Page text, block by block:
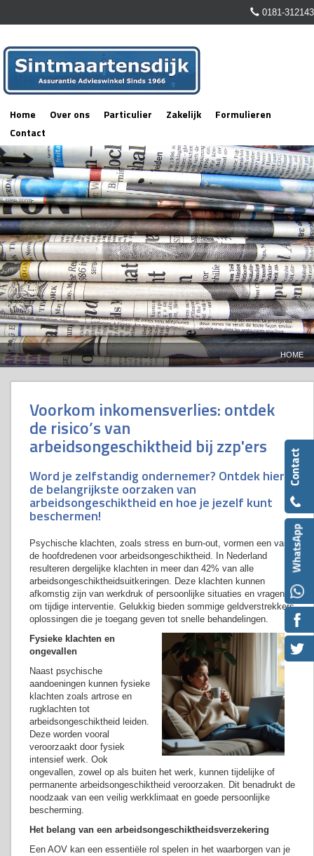
0181-312143
Home Over ons Particulier Zakelijk
Formulieren
Contact
HOME
Voorkom inkomensverlies: ontdek
de risico’s van
arbeidsongeschiktheid bij zzp'ers
Word je zelfstandig ondernemer? Ontdek hier
de belangrijkste oorzaken van
arbeidsongeschiktheid en hoe je jezelf kunt
beschermen!
Psychische klachten, zoals stress en burn-out, vormen een van
de hoofdredenen voor arbeidsongeschiktheid. In Nederland
resulteren dergelijke klachten in meer dan 42% van alle
arbeidsongeschiktheidsuitkeringen. Deze klachten kunnen
afkomstig zijn van werkdruk of persoonlijke situaties en vragen
om tijdige interventie. Gelukkig bieden sommige geldverstrekkers
oplossingen die je toegang geven tot snelle behandelingen.
Fysieke klachten en
ongevallen
Naast psychische
aandoeningen kunnen fysieke
klachten zoals artrose en
rugklachten tot
arbeidsongeschiktheid leiden.
Deze worden vooral
veroorzaakt door fysiek
intensief werk. Ook
ongevallen, zowel op als buiten het werk, kunnen tijdelijke of
permanente arbeidsongeschiktheid veroorzaken. Dit benadrukt de
noodzaak van een veilig werkklimaat en goede persoonlijke
bescherming.
Het belang van een arbeidsongeschiktheidsverzekering
Een AOV kan een essentiële rol spelen in het waarborgen van je